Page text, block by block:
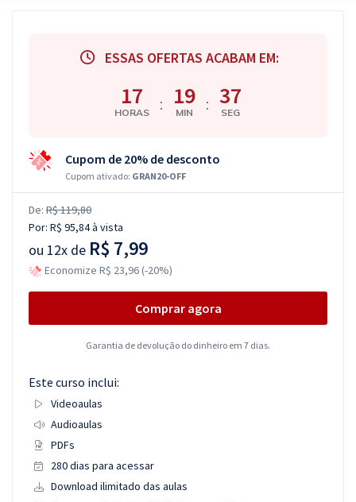
ESSAS OFERTAS ACABAM EM:
17
HORAS : 19
MIN : 36
SEG
Cupom de 20% de desconto
Cupom ativado: GRAN20-OFF
De: R$ 119,80
Por: R$ 95,84à vista
ou 12x de R$ 7,99
Economize R$ 23,96 (-20%)
Comprar agora
Garantia de devolução do dinheiro em 7 dias.
Este curso inclui:
Videoaulas
Audioaulas
PDFs
280 dias para acessar
Download ilimitado das aulas